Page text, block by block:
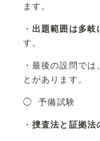
ます。
・ 出題範囲は多岐
す。
・最後の設問では
とがあります。
◯ 予備試験
・捜査法と証拠法